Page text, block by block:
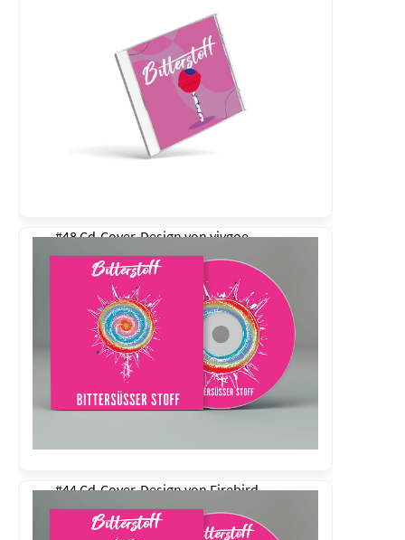
#48 Cd-Cover-Design vonvivgoe
#44 Cd-Cover-Design vonFirebird